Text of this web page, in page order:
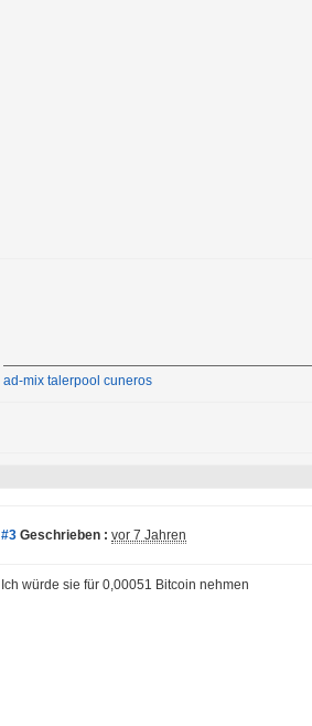
ad-mix talerpool cuneros
#3 Geschrieben : vor 7 Jahren
Ich würde sie für 0,00051 Bitcoin nehmen